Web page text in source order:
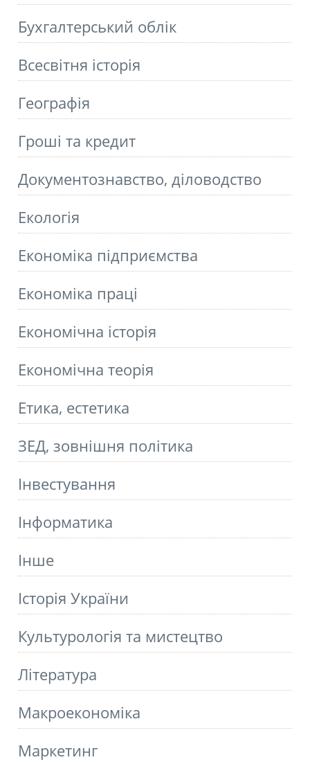
Бухгалтерський облік
Всесвітня історія
Географія
Гроші та кредит
Документознавство, діловодство
Екологія
Економіка підприємства
Економіка праці
Економічна історія
Економічна теорія
Етика, естетика
ЗЕД, зовнішня політика
Інвестування
Інформатика
Інше
Історія України
Культурологія та мистецтво
Літературa
Макроекономіка
Маркетинг